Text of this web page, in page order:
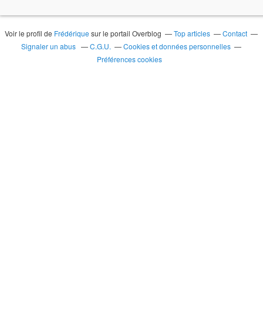
Voir le profil de Frédérique sur le portail Overblog Top articles
Contact
Signaler un abus
C.G.U.
Cookies et données personnelles
Préférences cookies